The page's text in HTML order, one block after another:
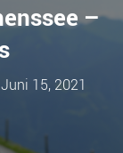
N
–
Juni 15, 2021